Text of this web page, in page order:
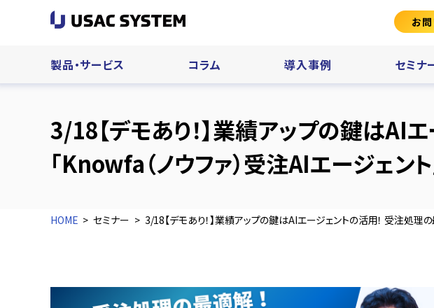
製品・サービス コラム 導入事例 セミナ
お
3/18【デモあり！】業績アップの鍵はAI
「Knowfa（ノウファ）受注AIエージェン
HOME セミナー 3/18【デモあり！】業績アップの鍵はAIエージェントの活用！ 受注処理